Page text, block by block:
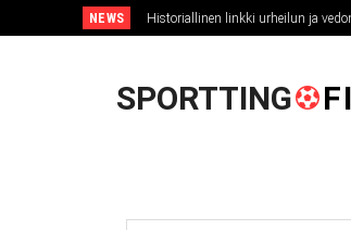
NEWS Historiallinen linkki urheilun ja
SPORTTING FI